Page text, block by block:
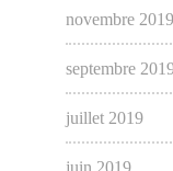
novembre 2019
septembre
juillet 2019